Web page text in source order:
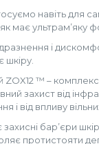
навіть для
має ультрам’яку
і
шкіру.
ZOX12 ™ –
захист від
і від впливу
бар’єри
протистояти